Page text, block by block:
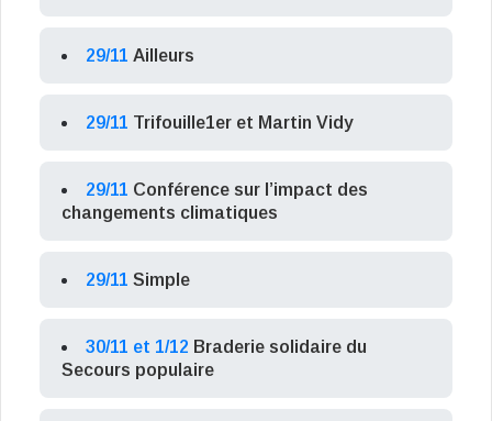
29/11 Ailleurs
29/11 Trifouille1er et Martin Vidy
29/11 Conférence sur l’impact des
changements climatiques
29/11 Simple
30/11 et 1/12 Braderie solidaire du
Secours populaire